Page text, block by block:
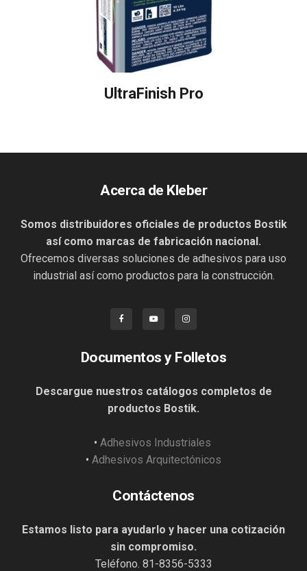
UltraFinish Pro
Acerca de Kleber
Somos distribuidores oficiales de productos Bostik
así como marcas de fabricación nacional.
Ofrecemos diversas soluciones de adhesivos para uso
industrial así como productos para la construcción.
Documentos y Folletos
Descargue nuestros catálogos completos de
productos Bostik.
• Adhesivos Industriales
• Adhesivos Arquitectónicos
Contáctenos
Estamos listo para ayudarlo y hacer una cotización
sin compromiso.
Teléfono. 81-8356-5333